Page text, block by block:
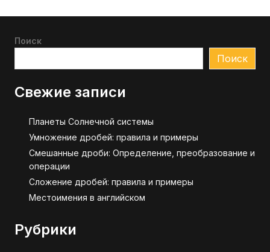
Поиск
Поиск
Свежие записи
Планеты Солнечной системы
Умножение дробей: правила и примеры
Смешанные дроби: Определение, преобразование и
операции
Сложение дробей: правила и примеры
Местоимения в английском
Рубрики